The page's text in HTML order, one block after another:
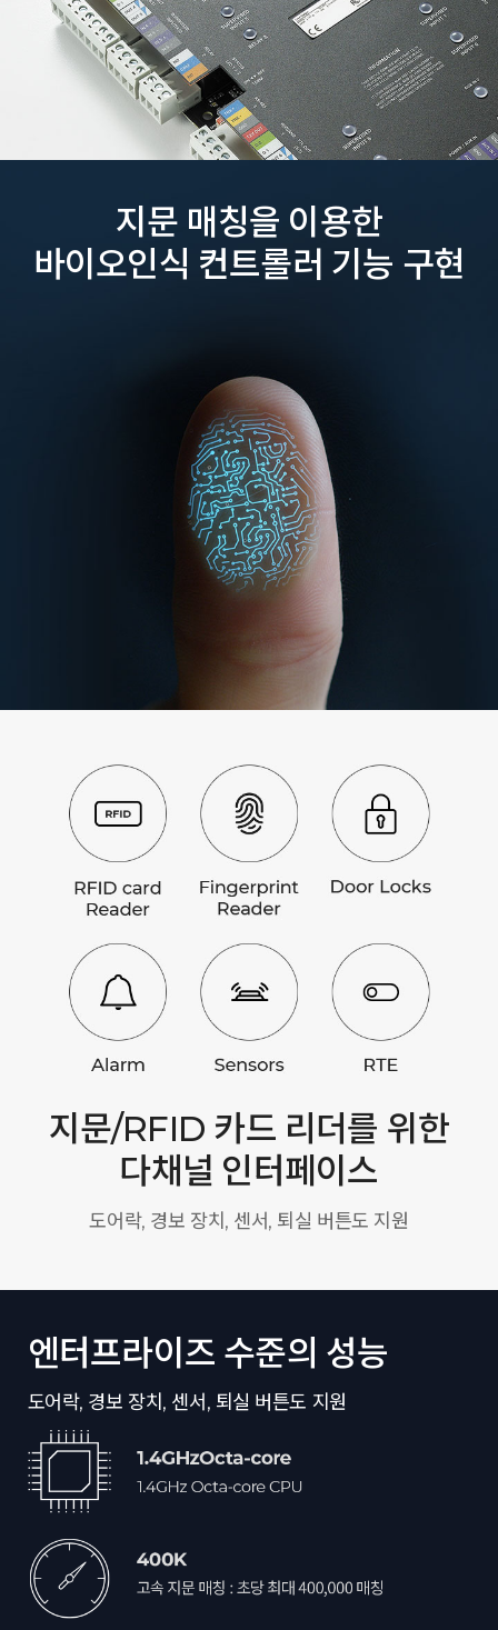
지문 매칭을 이용한
바이오인식 컨트롤러 기능 구현
지문/RFID 카드 리더를 위한
다채널 인터페이스
도어락, 경보 장치, 센서, 퇴실 버튼도 지원
엔터프라이즈 수준의 성능
도어락, 경보 장치, 센서, 퇴실 버튼도 지원